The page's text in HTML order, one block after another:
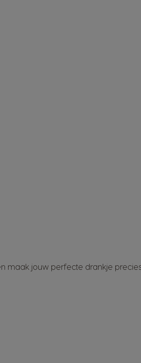
jouw perfecte drankje